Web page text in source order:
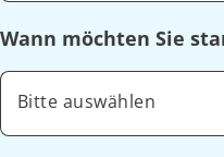
Wann möchten Sie
Bitte auswählen